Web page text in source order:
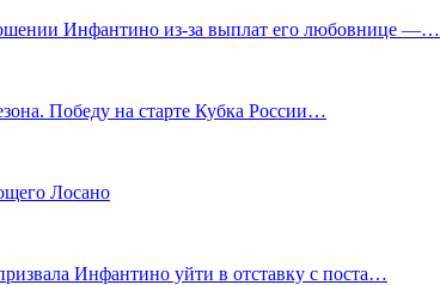
Инфантино из‑за выплат его любовнице —…
Победу на старте Кубка России…
Лосано
Инфантино уйти в отставку с поста…